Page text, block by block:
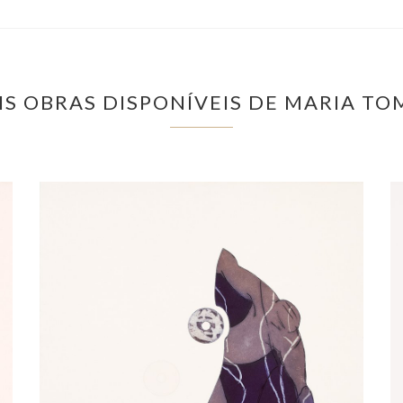
OBRAS DISPONÍVEIS DE MARIA